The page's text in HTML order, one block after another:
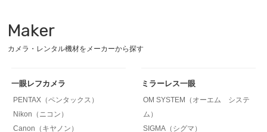
Maker
カメラ・レンタル機材をメーカーから探す
一眼レフカメラ
PENTAX（ペンタックス）
Nikon（ニコン）
Canon（キヤノン）
ミラーレス一眼
OM SYSTEM（オーエム システ
ム）
SIGMA（シグマ）